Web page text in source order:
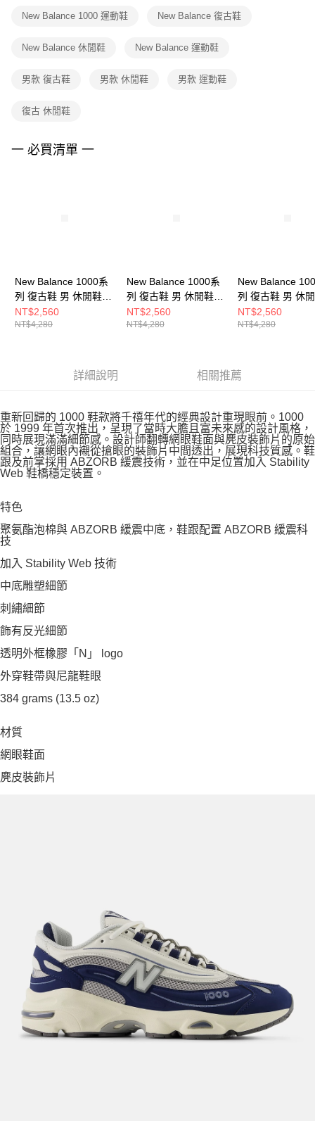
１．透過由恩沛科技股份有限公司提供之「AFTEE先享後付」服務完成之交
權轉讓予恩沛科技股份有限公司。
３．未成年的使用者請事先徵得法定代理人或監護人之同意方可使用
任。
請求用戶進行身份認證。
５．嚴禁一人註冊多個帳號或使用他人資訊註冊。若發現惡意使用之情形，
New Balance 1000 運動鞋 New Balance 復古鞋
New Balance 休閒鞋 New Balance 運動鞋
男款 復古鞋 男款 休閒鞋 男款 運動鞋
復古 休閒鞋
一 必買清單 一
New Balance 1000系
列 復古鞋 男 休閒鞋
M1000PSP-D
NT$2,560
NT$4,280
New Balance 1000系
列 復古鞋 男 休閒鞋
M1000EGR-D
NT$2,560
NT$4,280
New Balance
列 復古鞋 男 休
M1000PSY-D
NT$2,560
NT$4,280
詳細說明 相關推薦
重新回歸的 1000 鞋款將千禧年代的經典設計重現眼前。1000
於 1999 年首次推出，呈現了當時大膽且富未來感的設計風格，
同時展現滿滿細節感。設計師翻轉網眼鞋面與麂皮裝飾片的原始
組合，讓網眼內襯從搶眼的裝飾片中間透出，展現科技質感。鞋
跟及前掌採用 ABZORB 緩震技術，並在中足位置加入 Stability
Web 鞋橋穩定裝置。
特色
聚氨酯泡棉與 ABZORB 緩震中底，鞋跟配置 ABZORB 緩震科
技
加入 Stability Web 技術
中底雕塑細節
刺繡細節
飾有反光細節
透明外框橡膠「N」 logo
外穿鞋帶與尼龍鞋眼
384 grams (13.5 oz)
材質
網眼鞋面
麂皮裝飾片